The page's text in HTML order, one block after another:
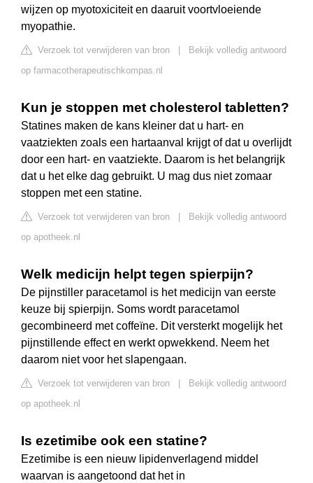
wijzen op myotoxiciteit en daaruit voortvloeiende
myopathie.
Verzoek tot verwijderen van bron
Bekijk volledig antwoord
op farmacotherapeutischkompas.nl
Kun je stoppen met cholesterol tabletten?
Statines maken de kans kleiner dat u hart- en
vaatziekten zoals een hartaanval krijgt of dat u overlijdt
door een hart- en vaatziekte. Daarom is het belangrijk
dat u het elke dag gebruikt. U mag dus niet zomaar
stoppen met een statine.
Verzoek tot verwijderen van bron
Bekijk volledig antwoord
op apotheek.nl
Welk medicijn helpt tegen spierpijn?
De pijnstiller paracetamol is het medicijn van eerste
keuze bij spierpijn. Soms wordt paracetamol
gecombineerd met coffeïne. Dit versterkt mogelijk het
pijnstillende effect en werkt opwekkend. Neem het
daarom niet voor het slapengaan.
Verzoek tot verwijderen van bron
Bekijk volledig antwoord
op apotheek.nl
Is ezetimibe ook een statine?
Ezetimibe is een nieuw lipidenverlagend middel
waarvan is aangetoond dat het in